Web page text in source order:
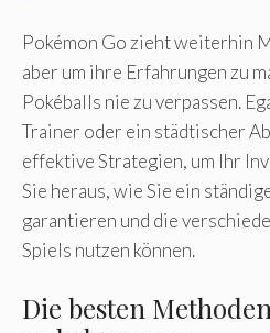
Pokémon Go zieht weiterhin
aber um ihre Erfahrungen zu
Pokéballs nie zu verpassen.
Trainer oder ein städtischer
effektive Strategien, um Ihr
Sie heraus, wie Sie ein
garantieren und die
Spiels nutzen können.
Die besten